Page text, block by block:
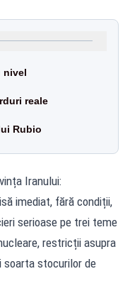
nivel
reale
Rubio
Iranului:
imediat, fără condiții,
serioase pe trei teme
restricții asupra
soarta stocurilor de